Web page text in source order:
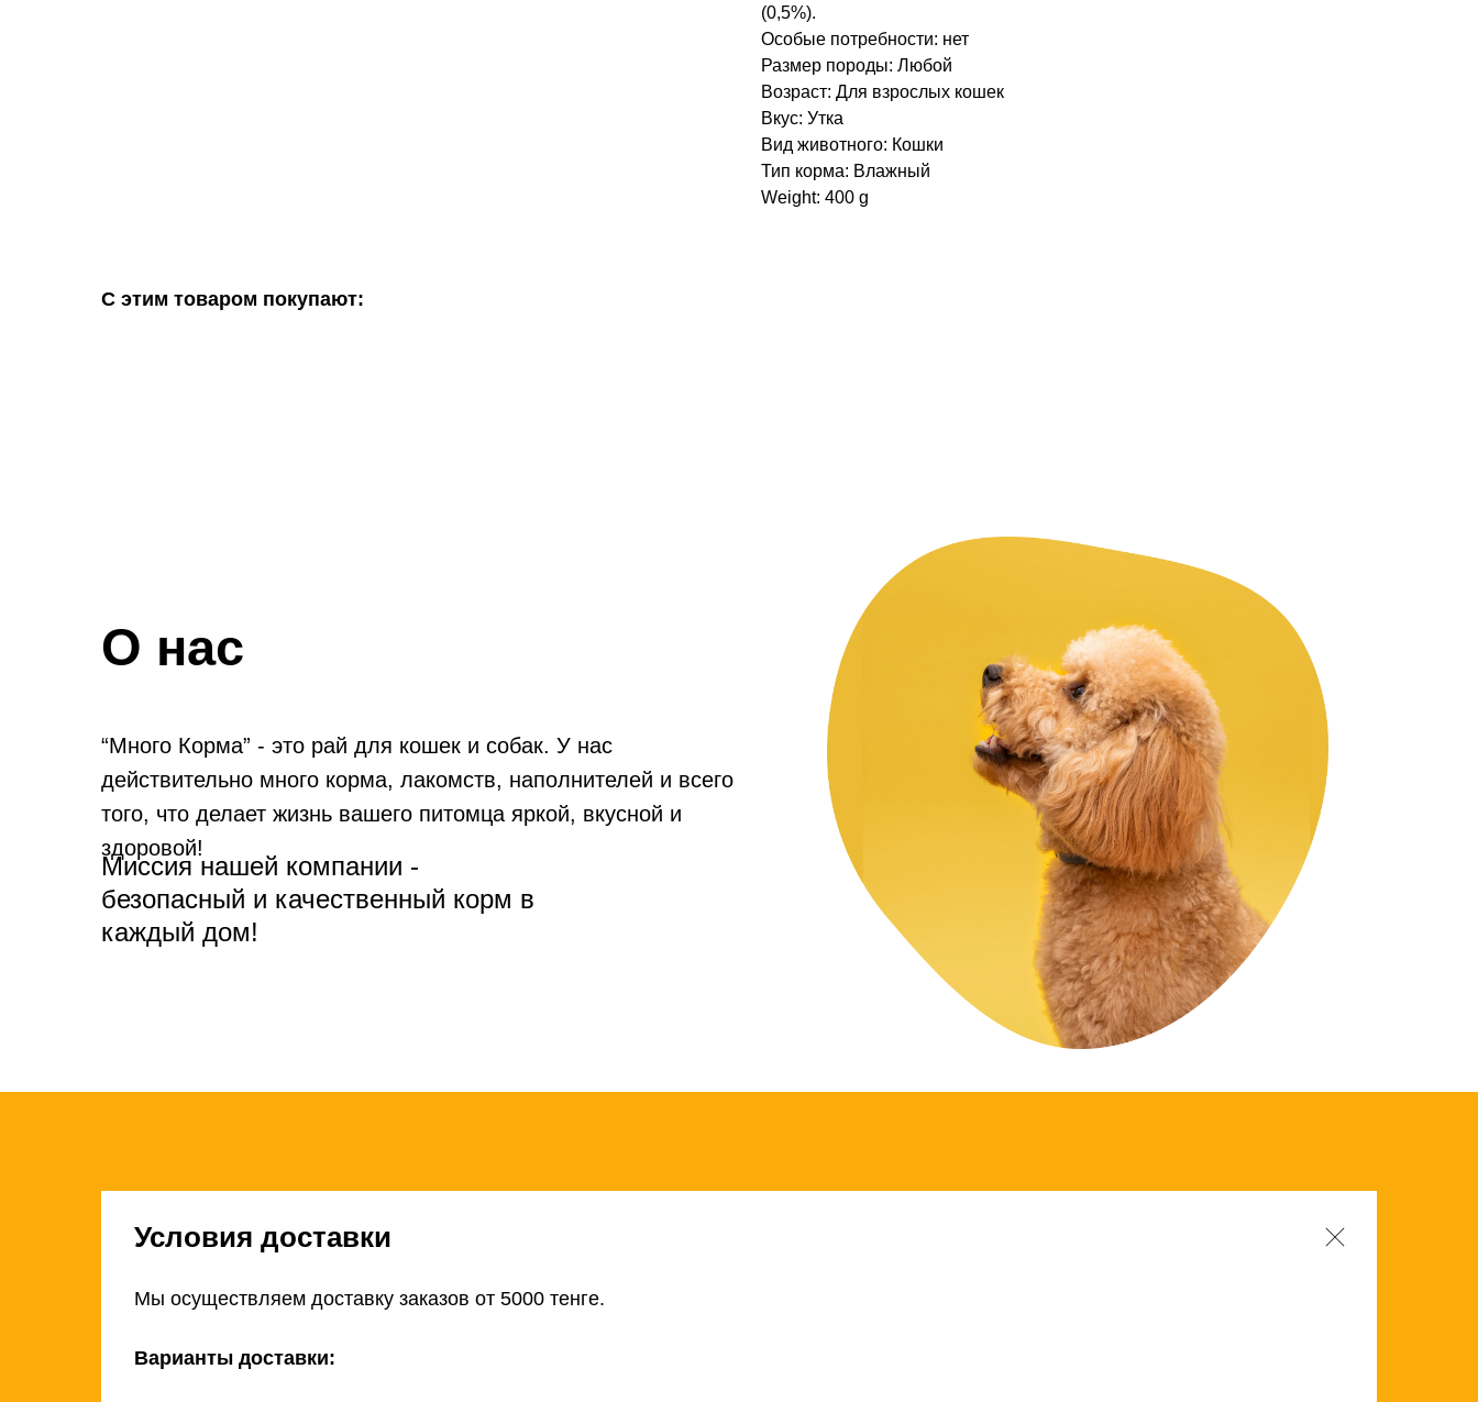
(0,5%).
Особые потребности: нет
Размер породы: Любой
Возраст: Для взрослых кошек
Вкус: Утка
Вид животного: Кошки
Тип корма: Влажный
Weight: 400 g
С этим товаром покупают:
“Много Корма” - это рай для кошек и собак. У нас
действительно много корма, лакомств, наполнителей и всего
того, что делает жизнь вашего питомца яркой, вкусной и
здоровой!
Миссия нашей компании -
безопасный и качественный корм в
каждый дом!
О нас
Условия доставки
Мы осуществляем доставку заказов от 5000 тенге.
Варианты доставки: